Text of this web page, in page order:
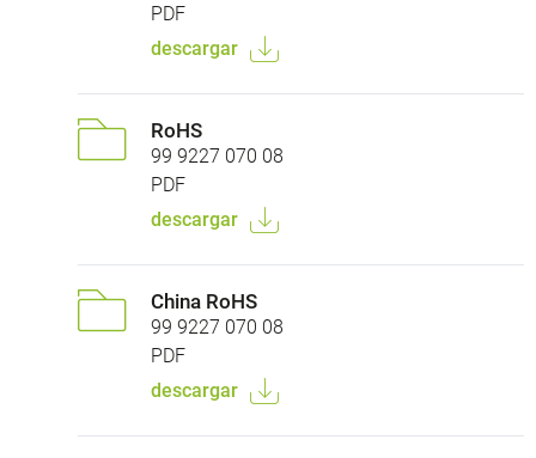
PDF
descargar
RoHS
99 9227 070 08
PDF
descargar
China RoHS
99 9227 070 08
PDF
descargar